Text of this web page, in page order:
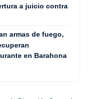
a juicio contra
armas de fuego,
en Barahona